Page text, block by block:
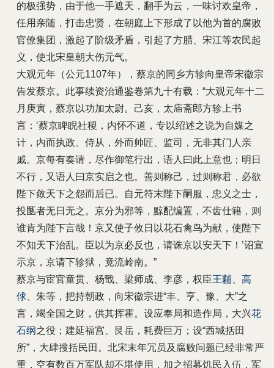
的极强势，由于他一手遮天，翻手为云，一味讨欢皇帝，
任用亲随，打击忠贤，在朝庭上下形成了以他为首的腐败
官僚集团，激起了阶级矛盾，引起了方腊、宋江等农民起
义，使北宋皇朝大伤元气。
大观元年（公元1107年），蔡京的同乡方轸向皇帝宋徽宗
告发蔡京。此事续资治通鉴卷第九十有载：“大观元年十二
月庚寅，蔡京以功加太尉。己亥，太庙斋郎方轸上书
言：‘蔡京睥睨社稷，内怀不道，专以绍述之说为自媒之
计，内而执政、侍从，外而帅匠、监司，无非其门人亲
戚。京每有奏请，尽作御笔行出，语人曰此上意也；明日
不行，又语人曰京实启之也。善则称己，过则称君，必欲
陛下敛天下之怨而后已。自元符末陛下嗣服，忠义之士，
投匦者无日无之。京分为邪等，黥配编置，不齿仕籍，则
谁肯为陛下言哉！京又使子攸日以花石禽鸟为献，使陛下
不知天下治乱。臣以为京必反也，请诛京以安天下！’诏宣
示京，京请下轸狱，竟流岭南。”
蔡京与宦官童贯、杨戬、梁师成、李彦，权臣王黼
高
俅 、朱等，把持朝政，向宋徽宗进“丰、亨、豫、大”之
言，竭全国之财，供其挥霍。设应奉局和造作局，大兴花
石纲之役；建延福宫、艮岳，耗费巨万；设“西城括田
所”，大肆搜括民田。北宋末年冗员及腐败问题已经非常严
重，空有数百万军队却不堪使用，加之招募饥民入伍，军